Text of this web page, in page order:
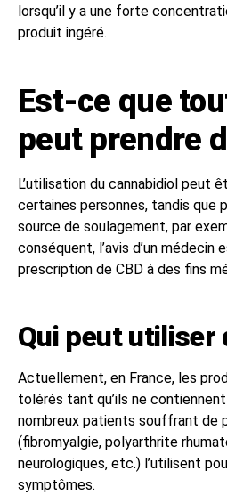
lorsqu’il y a une forte
produit ingéré.
Est-ce que
peut prendre
L’utilisation du cannabidiol peut
certaines personnes, tandis que
source de soulagement, par
conséquent, l’avis d’un
prescription de CBD à des fins
Qui peut utiliser
Actuellement, en France, les
tolérés tant qu’ils ne
nombreux patients souffrant de
(fibromyalgie, polyarthrite
neurologiques, etc.) l’utilisent
symptômes.